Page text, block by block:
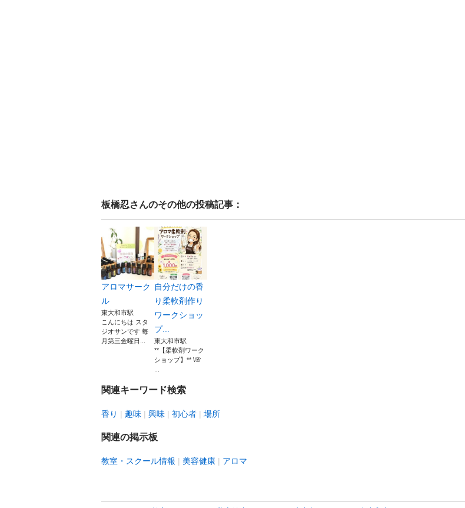
板橋忍さんのその他の投稿記事：
アロマサーク
ル
東大和市駅
こんにちは スタ
ジオサンです 毎
月第三金曜日...
自分だけの香
り柔軟剤作り
ワークショッ
プ...
東大和市駅
**【柔軟剤ワーク
ショップ】** \🌸
関連キーワード検索
香り 趣味 興味 初心者 場所
関連の掲示板
教室・スクール情報 美容健康 アロマ